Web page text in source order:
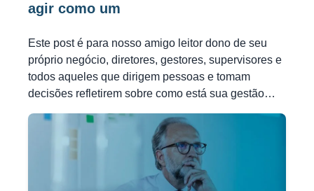
agir como um
Este post é para nosso amigo leitor dono de seu
próprio negócio, diretores, gestores, supervisores e
todos aqueles que dirigem pessoas e tomam
decisões refletirem sobre como está sua gestão…